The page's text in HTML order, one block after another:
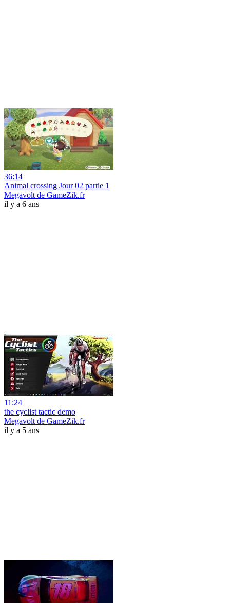
36:14
Animal crossing Jour 02 partie 1
Megavolt de GameZik.fr
il y a 6 ans
11:24
the cyclist tactic demo
Megavolt de GameZik.fr
il y a 5 ans